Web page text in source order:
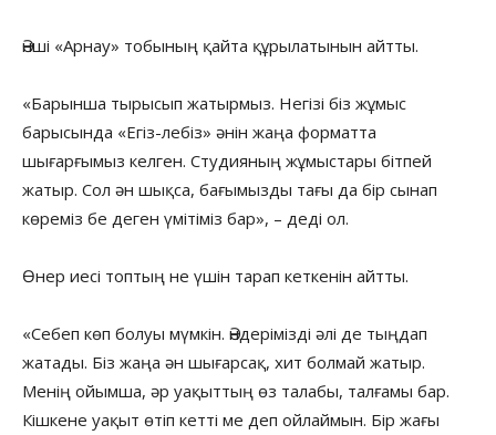
Әнші «Арнау» тобының қайта құрылатынын айтты.
«Барынша тырысып жатырмыз. Негізі біз жұмыс
барысында «Егіз-лебіз» әнін жаңа форматта
шығарғымыз келген. Студияның жұмыстары бітпей
жатыр. Сол ән шықса, бағымызды тағы да бір сынап
көреміз бе деген үмітіміз бар», – деді ол.
Өнер иесі топтың не үшін тарап кеткенін айтты.
«Себеп көп болуы мүмкін. Әндерімізді әлі де тыңдап
жатады. Біз жаңа ән шығарсақ, хит болмай жатыр.
Менің ойымша, әр уақыттың өз талабы, талғамы бар.
Кішкене уақыт өтіп кетті ме деп ойлаймын. Бір жағы